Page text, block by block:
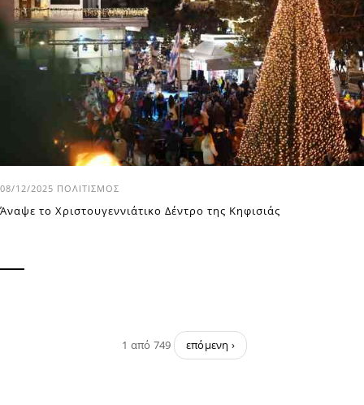
08/12/2025 ΠΟΛΙΤΙΣΜΌΣ
Άναψε το Χριστουγεννιάτικο Δέντρο της Κηφισιάς
1 από 749 επόμενη ›